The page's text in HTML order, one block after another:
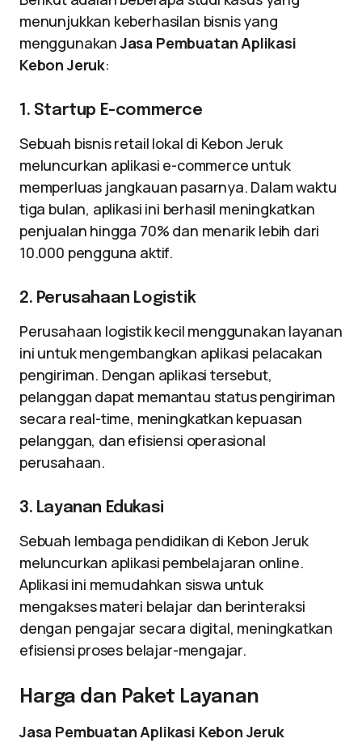
menunjukkan keberhasilan bisnis yang
menggunakanJasa Pembuatan Aplikasi
Kebon Jeruk:
1. Startup E-commerce
Sebuah bisnis retail lokal di Kebon Jeruk
meluncurkan aplikasi e-commerce untuk
memperluas jangkauan pasarnya. Dalam waktu
tiga bulan, aplikasi ini berhasil meningkatkan
penjualan hingga 70% dan menarik lebih dari
10.000 pengguna aktif.
2. Perusahaan Logistik
Perusahaan logistik kecil menggunakan layanan
ini untuk mengembangkan aplikasi pelacakan
pengiriman. Dengan aplikasi tersebut,
pelanggan dapat memantau status pengiriman
secara real-time, meningkatkan kepuasan
pelanggan, dan efisiensi operasional
perusahaan.
3. Layanan Edukasi
Sebuah lembaga pendidikan di Kebon Jeruk
meluncurkan aplikasi pembelajaran online.
Aplikasi ini memudahkan siswa untuk
mengakses materi belajar dan berinteraksi
dengan pengajar secara digital, meningkatkan
efisiensi proses belajar-mengajar.
Harga dan Paket Layanan
Jasa Pembuatan Aplikasi Kebon Jeruk